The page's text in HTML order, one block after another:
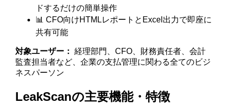
ドするだけの簡単操作
📊 CFO向けHTMLレポートとExcel出力で即座に
共有可能
対象ユーザー： 経理部門、CFO、財務責任者、会計
監査担当者など、企業の支払管理に関わる全てのビジ
ネスパーソン
LeakScanの主要機能・特徴